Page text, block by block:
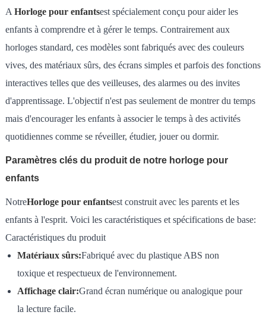
A Horloge pour enfantsest spécialement conçu pour aider les
enfants à comprendre et à gérer le temps. Contrairement aux
horloges standard, ces modèles sont fabriqués avec des couleurs
vives, des matériaux sûrs, des écrans simples et parfois des fonctions
interactives telles que des veilleuses, des alarmes ou des invites
d'apprentissage. L'objectif n'est pas seulement de montrer du temps
mais d'encourager les enfants à associer le temps à des activités
quotidiennes comme se réveiller, étudier, jouer ou dormir.
Paramètres clés du produit de notre horloge pour
enfants
NotreHorloge pour enfantsest construit avec les parents et les
enfants à l'esprit. Voici les caractéristiques et spécifications de base:
Caractéristiques du produit
Matériaux sûrs:Fabriqué avec du plastique ABS non
toxique et respectueux de l'environnement.
Affichage clair:Grand écran numérique ou analogique pour
la lecture facile.